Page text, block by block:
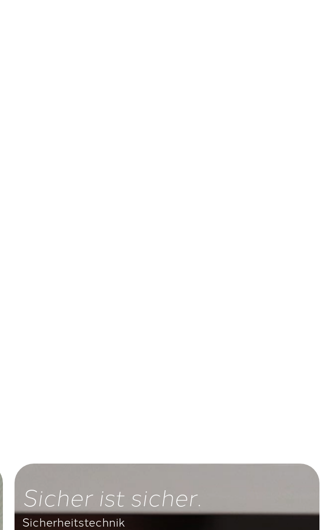
Sicher ist sicher.
Sicherheitstechnik